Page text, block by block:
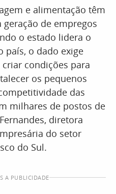
e alimentação têm
de empregos
o estado lidera o
país, o dado exige
condições para
os pequenos
das
milhares de postos de
diretora
do setor
do Sul.
A PUBLICIDADE